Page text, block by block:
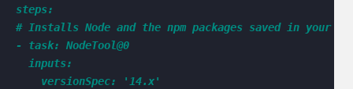
steps:
# Installs Node and the npm packages saved in your
- task: NodeTool@0
  inputs:
    versionSpec: '14.x'